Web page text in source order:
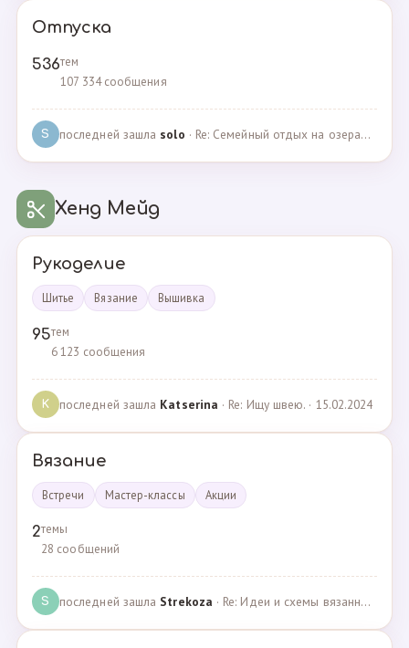
Отпуска
536тем
107 334 сообщения
S последней зашла solo · Re: Семейный отдых на озерах Челябинской области. П… · 04.05.2025
Хенд Мейд
Рукоделие
Шитье Вязание Вышивка
95тем
6 123 сообщения
K последней зашла Katserina · Re: Ищу швею. · 15.02.2024
Вязание
Встречи Мастер-классы Акции
2темы
28 сообщений
S последней зашла Strekoza · Re: Идеи и схемы вязанных шариков · 16.12.2020